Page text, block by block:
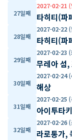
27일째
2027-02-21 (
타히티(파
28일째
2027-02-22 (
타히티(파
29일째
2027-02-23 (
무레아 섬,
30일째
2027-02-24 (
해상
31일째
2027-02-25 (
아이투타
32일째
2027-02-26 (
라로통가,